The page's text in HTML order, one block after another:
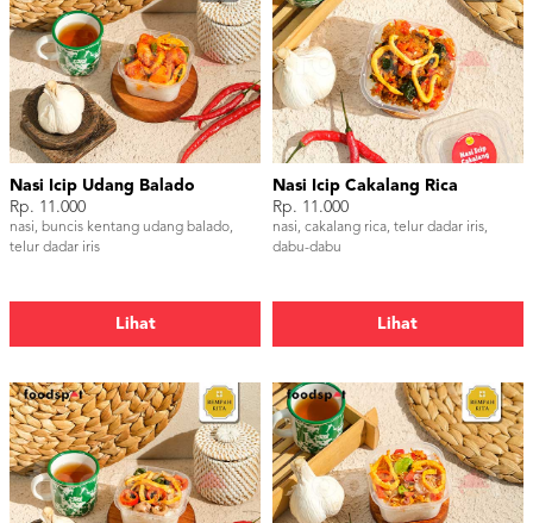
Nasi Icip Udang Balado
Rp. 11.000
nasi, buncis kentang udang balado,
telur dadar iris
Lihat
Nasi Icip Cakalang Rica
Rp. 11.000
nasi, cakalang rica, telur dadar iris,
dabu-dabu
Lihat